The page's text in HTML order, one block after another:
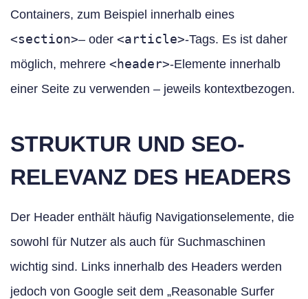
Containers, zum Beispiel innerhalb eines
<section>– oder <article>-Tags. Es ist daher
möglich, mehrere <header>-Elemente innerhalb
einer Seite zu verwenden – jeweils kontextbezogen.
STRUKTUR UND SEO-
RELEVANZ DES HEADERS
Der Header enthält häufig Navigationselemente, die
sowohl für Nutzer als auch für Suchmaschinen
wichtig sind. Links innerhalb des Headers werden
jedoch von Google seit dem „Reasonable Surfer